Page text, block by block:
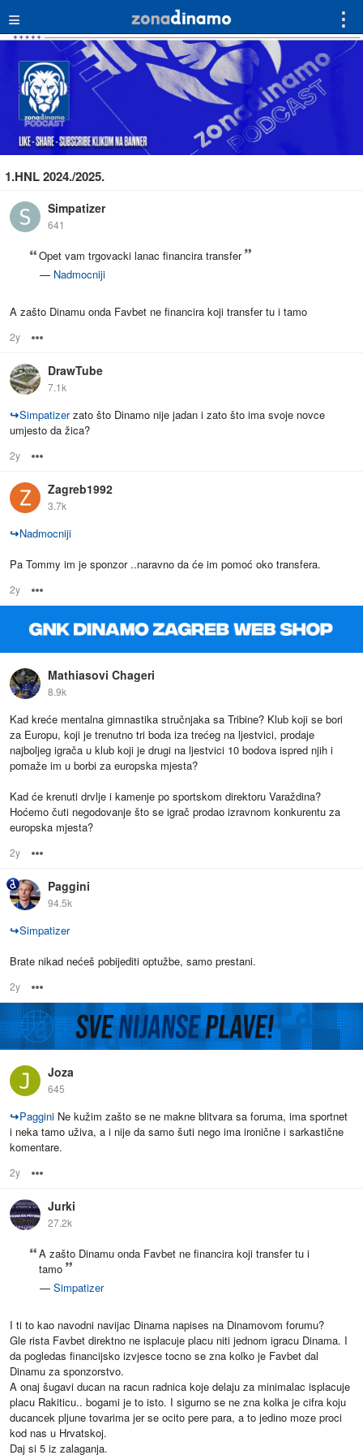
≡ ⋮
1.HNL 2024./2025.
Simpatizer
641
Opet vam trgovacki lanac financira transfer
— Nadmocniji
A zašto Dinamu onda Favbet ne financira koji transfer tu i tamo
2y
DrawTube
7.1k
↪Simpatizerzato što Dinamo nije jadan i zato što ima svoje novce
umjesto da žica?
2y
Zagreb1992
3.7k
↪Nadmocniji
Pa Tommy im je sponzor ..naravno da će im pomoć oko transfera.
2y
Mathiasovi Chageri
8.9k
Kad kreće mentalna gimnastika stručnjaka sa Tribine? Klub koji se bori
za Europu, koji je trenutno tri boda iza trećeg na ljestvici, prodaje
najboljeg igrača u klub koji je drugi na ljestvici 10 bodova ispred njih i
pomaže im u borbi za europska mjesta?
Kad će krenuti drvlje i kamenje po sportskom direktoru Varaždina?
Hoćemo čuti negodovanje što se igrač prodao izravnom konkurentu za
europska mjesta?
2y
Paggini
94.5k
↪Simpatizer
Brate nikad nećeš pobijediti optužbe, samo prestani.
2y
Joza
645
↪Paggini Ne kužim zašto se ne makne blitvara sa foruma, ima sportnet
i neka tamo uživa, a i nije da samo šuti nego ima ironične i sarkastične
komentare.
2y
Jurki
27.2k
A zašto Dinamu onda Favbet ne financira koji transfer tu i
tamo
— Simpatizer
I ti to kao navodni navijac Dinama napises na Dinamovom forumu?
Gle rista Favbet direktno ne isplacuje placu niti jednom igracu Dinama. I
da pogledas financijsko izvjesce tocno se zna kolko je Favbet dal
Dinamu za sponzorstvo.
A onaj šugavi ducan na racun radnica koje delaju za minimalac isplacuje
placu Rakiticu.. bogami je to isto. I sigurno se ne zna kolka je cifra koju
ducancek pljune tovarima jer se ocito pere para, a to jedino moze proci
kod nas u Hrvatskoj.
Daj si 5 iz zalaganja.